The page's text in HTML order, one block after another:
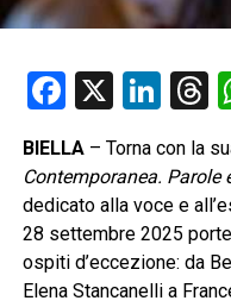
Facebook
X
BIELLA– Torna con la
Contemporanea. Parole
dedicato alla voce e
28 settembre 2025
ospiti d’eccezione: da
Elena Stancanelli a